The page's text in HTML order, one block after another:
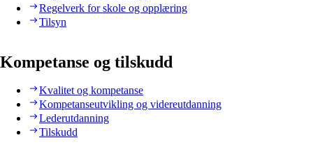
Regelverk for skole og opplæring
Tilsyn
Kompetanse og tilskudd
Kvalitet og kompetanse
Kompetanseutvikling og videreutdanning
Lederutdanning
Tilskudd